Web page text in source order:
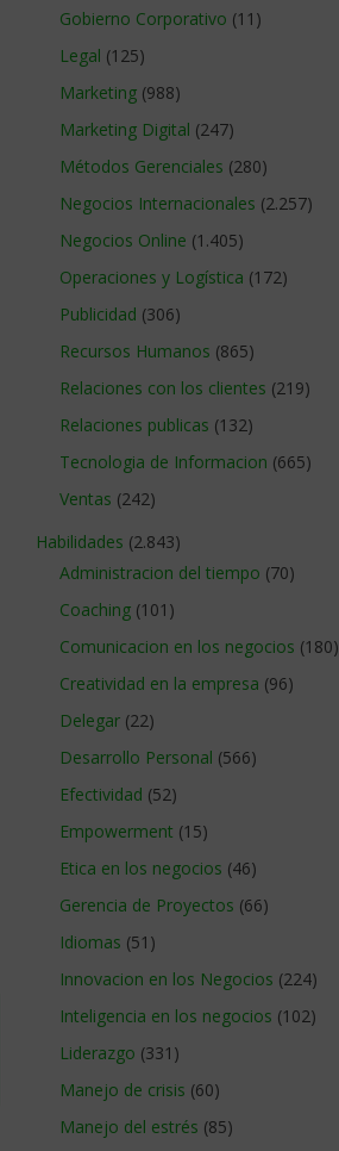
Gobierno Corporativo (11)
Legal (125)
Marketing (988)
Marketing Digital (247)
Métodos Gerenciales (280)
Negocios Internacionales (2.257)
Negocios Online (1.405)
Operaciones y Logística (172)
Publicidad (306)
Recursos Humanos (865)
Relaciones con los clientes (219)
Relaciones publicas (132)
Tecnologia de Informacion (665)
Ventas (242)
Habilidades (2.843)
Administracion del tiempo (70)
Coaching (101)
Comunicacion en los negocios (180)
Creatividad en la empresa (96)
Delegar (22)
Desarrollo Personal (566)
Efectividad (52)
Empowerment (15)
Etica en los negocios (46)
Gerencia de Proyectos (66)
Idiomas (51)
Innovacion en los Negocios (224)
Inteligencia en los negocios (102)
Liderazgo (331)
Manejo de crisis (60)
Manejo del estrés (85)